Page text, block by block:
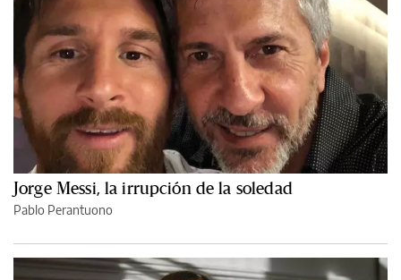
Jorge Messi, la irrupción de la soledad
Pablo Perantuono